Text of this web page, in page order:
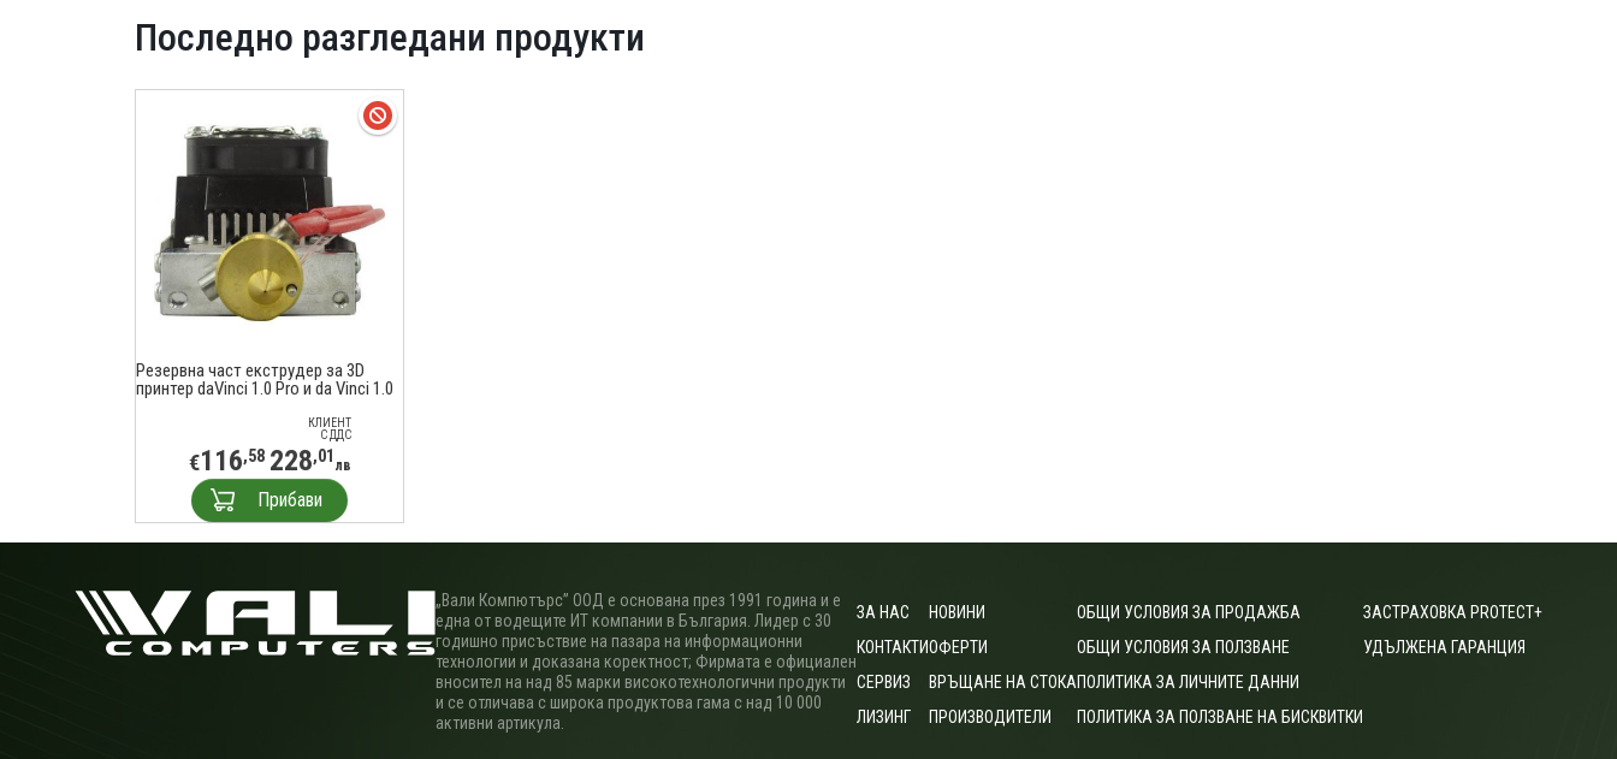
Последно разгледани продукти
Резервна част екструдер за 3D
принтер daVinci 1.0 Pro и da Vinci 1.0
КЛИЕНТ
С ДДС
€116,58 228,01 лв
Прибави
„Вали Компютърс” ООД е основана през 1991 година и е
една от водещите ИТ компании в България. Лидер с 30
годишно присъствие на пазара на информационни
технологии и доказана коректност; Фирмата е официален
вносител на над 85 марки високотехнологични продукти
и се отличава с широка продуктова гама с над 10 000
активни артикула.
ЗА НАС
КОНТАКТИ
СЕРВИЗ
ЛИЗИНГ
НОВИНИ
ОФЕРТИ
ВРЪЩАНЕ НА СТОКА
ПРОИЗВОДИТЕЛИ
ОБЩИ УСЛОВИЯ ЗА ПРОДАЖБА
ОБЩИ УСЛОВИЯ ЗА ПОЛЗВАНЕ
ПОЛИТИКА ЗА ЛИЧНИТЕ ДАННИ
ПОЛИТИКА ЗА ПОЛЗВАНЕ НА БИСКВИТКИ
ЗАСТРАХОВКА PROTECT+
УДЪЛЖЕНА ГАРАНЦИЯ